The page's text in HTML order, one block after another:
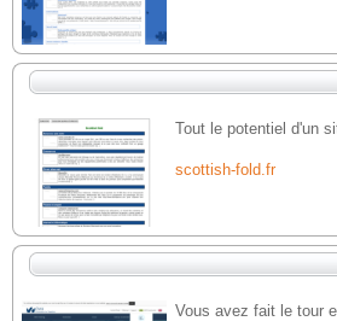
Tout le potentiel d'un
scottish-fold.fr
Vous avez fait le tour